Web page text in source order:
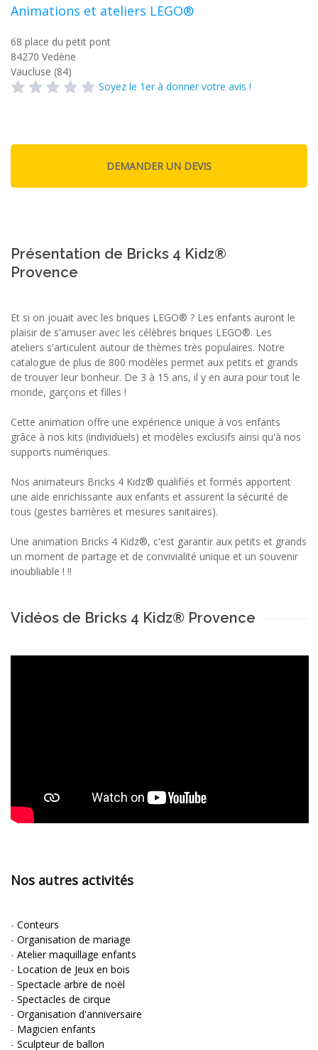
Animations et ateliers LEGO®
68 place du petit pont
84270 Vedène
Vaucluse (84)
Soyez le 1er à donner votre avis !
Présentation de Bricks 4 Kidz®
Provence
Et si on jouait avec les briques LEGO® ? Les enfants auront le
plaisir de s'amuser avec les célèbres briques LEGO®. Les
ateliers s'articulent autour de thèmes très populaires. Notre
catalogue de plus de 800 modèles permet aux petits et grands
de trouver leur bonheur. De 3 à 15 ans, il y en aura pour tout le
monde, garçons et filles !
Cette animation offre une expérience unique à vos enfants
grâce à nos kits (individuels) et modèles exclusifs ainsi qu'à nos
supports numériques.
Nos animateurs Bricks 4 Kidz® qualifiés et formés apportent
une aide enrichissante aux enfants et assurent la sécurité de
tous (gestes barrières et mesures sanitaires).
Une animation Bricks 4 Kidz®, c'est garantir aux petits et grands
un moment de partage et de convivialité unique et un souvenir
inoubliable ! !!
Vidéos de Bricks 4 Kidz® Provence
Nos autres activités
- Conteurs
- Organisation de mariage
- Atelier maquillage enfants
- Location de Jeux en bois
- Spectacle arbre de noël
- Spectacles de cirque
- Organisation d'anniversaire
- Magicien enfants
- Sculpteur de ballon